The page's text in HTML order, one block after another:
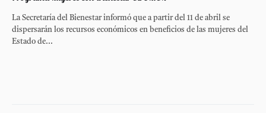
La Secretaría del Bienestar informó que a partir del 11 de abril se
dispersarán los recursos económicos en beneficios de las mujeres del
Estado de...